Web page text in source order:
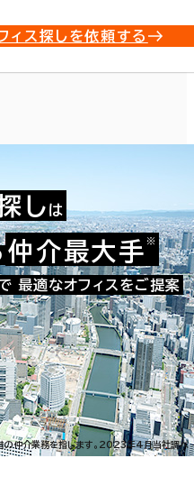
ィス探しを依頼する
01988
し は
仲介最大手 ※
最適なオフィスをご提案
の仲介業務を指します。2023年4月当社調べ